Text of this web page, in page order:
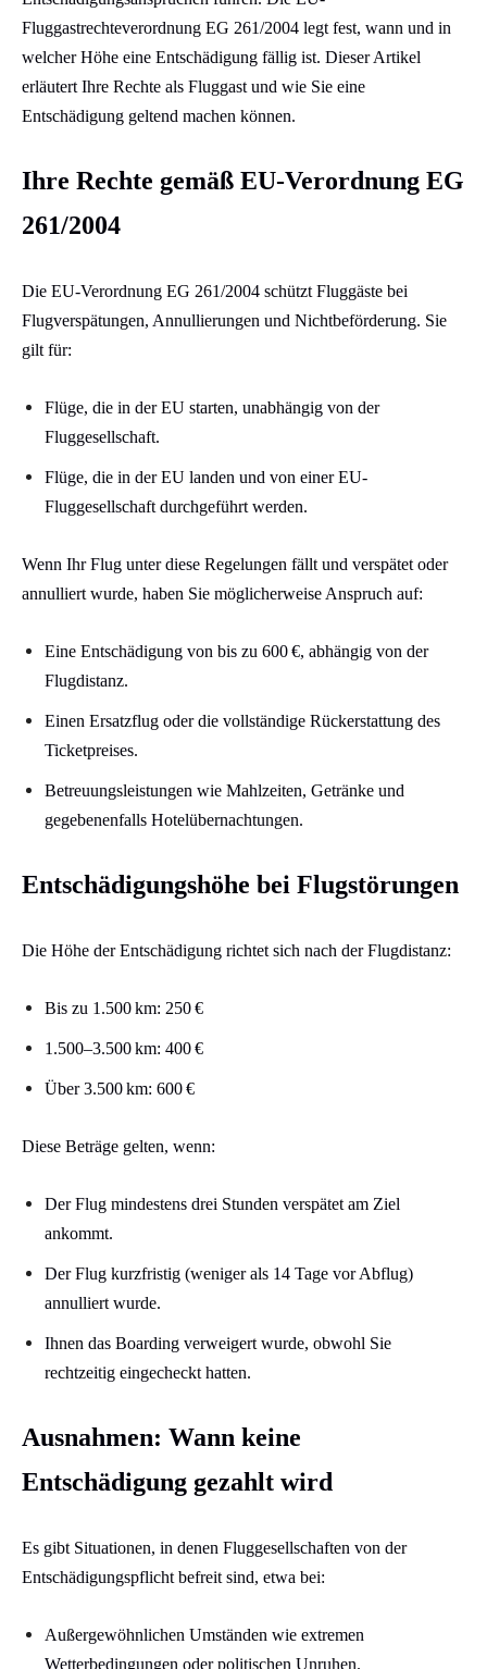
Fluggastrechteverordnung EG 261/2004 legt fest, wann und in
welcher Höhe eine Entschädigung fällig ist. Dieser Artikel
erläutert Ihre Rechte als Fluggast und wie Sie eine
Entschädigung geltend machen können.
Ihre Rechte gemäß EU-Verordnung EG
261/2004
Die EU-Verordnung EG 261/2004 schützt Fluggäste bei
Flugverspätungen, Annullierungen und Nichtbeförderung. Sie
gilt für:​
Flüge, die in der EU starten, unabhängig von der
Fluggesellschaft.
Flüge, die in der EU landen und von einer EU-
Fluggesellschaft durchgeführt werden.​
Wenn Ihr Flug unter diese Regelungen fällt und verspätet oder
annulliert wurde, haben Sie möglicherweise Anspruch auf:​
Eine Entschädigung von bis zu 600 €, abhängig von der
Flugdistanz.
Einen Ersatzflug oder die vollständige Rückerstattung des
Ticketpreises.
Betreuungsleistungen wie Mahlzeiten, Getränke und
gegebenenfalls Hotelübernachtungen.​
Entschädigungshöhe bei Flugstörungen
Die Höhe der Entschädigung richtet sich nach der Flugdistanz:​
Bis zu 1.500 km: 250 €
1.500–3.500 km: 400 €
Über 3.500 km: 600 €​
Diese Beträge gelten, wenn:​
Der Flug mindestens drei Stunden verspätet am Ziel
ankommt.
Der Flug kurzfristig (weniger als 14 Tage vor Abflug)
annulliert wurde.
Ihnen das Boarding verweigert wurde, obwohl Sie
rechtzeitig eingecheckt hatten.​
Ausnahmen: Wann keine
Entschädigung gezahlt wird
Es gibt Situationen, in denen Fluggesellschaften von der
Entschädigungspflicht befreit sind, etwa bei:​
Außergewöhnlichen Umständen wie extremen
Wetterbedingungen oder politischen Unruhen.